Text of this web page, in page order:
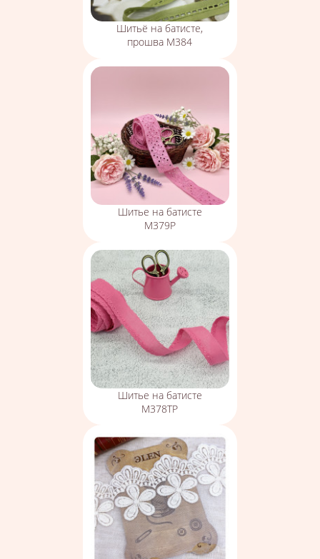
Шитьё на батисте,
прошва М384
Шитье на батисте
М379Р
Шитье на батисте
М378ТР